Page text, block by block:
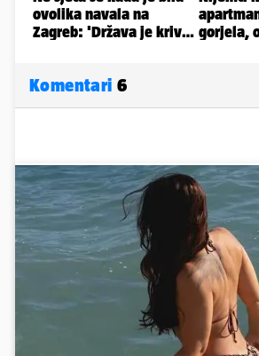
Komentari 6